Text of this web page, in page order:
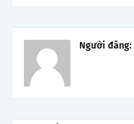
Người đăng: